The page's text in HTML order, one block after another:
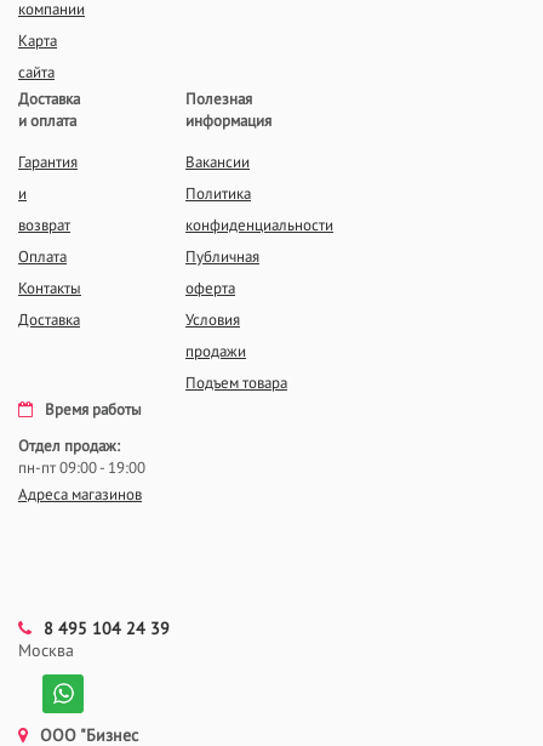
компании
Карта
сайта
Доставка
и оплата
Гарантия
и
возврат
Оплата
Контакты
Доставка
Полезная
информация
Вакансии
Политика
конфиденциальности
Публичная
оферта
Условия
продажи
Подъем товара
Время работы
Отдел продаж:
пн-пт 09:00 - 19:00
Адреса магазинов
8 495 104 24 39
Москва
ООО "Бизнес